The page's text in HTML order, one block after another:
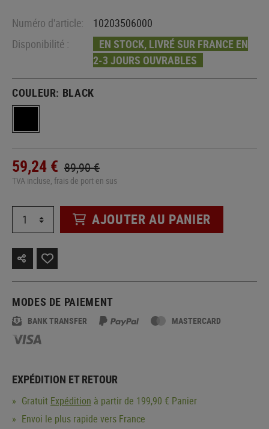
Numéro d'article:
10203506000
Disponibilité :
EN STOCK, LIVRÉ SUR FRANCE EN
2-3 JOURS OUVRABLES
COULEUR: BLACK
59,24 € 89,90 €
TVA incluse, frais de port en sus
AJOUTER AU PANIER
MODES DE PAIEMENT
BANK TRANSFER MASTERCARD
EXPÉDITION ET RETOUR
Gratuit Expédition à partir de 199,90 € Panier
Envoi le plus rapide vers France